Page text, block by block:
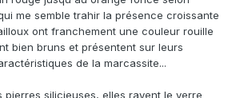
me semble trahir la présence croissante
ont franchement une couleur rouille
bien bruns et présentent sur leurs
de la marcassite...
pierres silicieuses, elles rayent le verre